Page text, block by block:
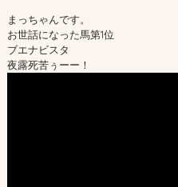
まっちゃんです。
お世話になった馬第1位
ブエナビスタ
夜露死苦ぅーー！